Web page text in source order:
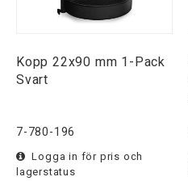
Kopp 22x90 mm 1-Pack
Svart
7-780-196
Logga in för pris och
lagerstatus